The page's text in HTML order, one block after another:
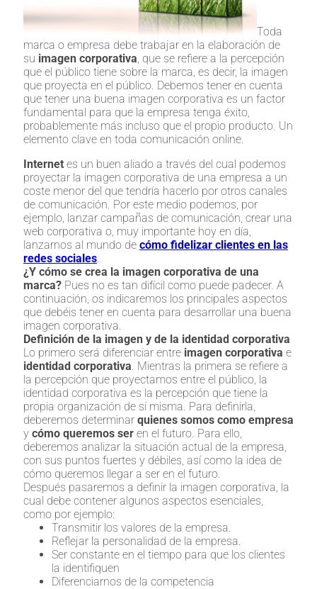
Toda
marca o empresa debe trabajar en la elaboración de
su imagen corporativa, que se refiere a la percepción
que el público tiene sobre la marca, es decir, la imagen
que proyecta en el público. Debemos tener en cuenta
que tener una buena imagen corporativa es un factor
fundamental para que la empresa tenga éxito,
probablemente más incluso que el propio producto. Un
elemento clave en toda comunicación online.
Internet es un buen aliado a través del cual podemos
proyectar la imagen corporativa de una empresa a un
coste menor del que tendría hacerlo por otros canales
de comunicación. Por este medio podemos, por
ejemplo, lanzar campañas de comunicación, crear una
web corporativa o, muy importante hoy en día,
lanzarnos al mundo de cómo fidelizar clientes en las
redes sociales.
¿Y cómo se crea la imagen corporativa de una
marca? Pues no es tan difícil como puede padecer. A
continuación, os indicaremos los principales aspectos
que debéis tener en cuenta para desarrollar una buena
imagen corporativa.
Definición de la imagen y de la identidad corporativa
Lo primero será diferenciar entre imagen corporativa e
identidad corporativa. Mientras la primera se refiere a
la percepción que proyectamos entre el público, la
identidad corporativa es la percepción que tiene la
propia organización de sí misma. Para definirla,
deberemos determinar quienes somos como empresa
y cómo queremos ser en el futuro. Para ello,
deberemos analizar la situación actual de la empresa,
con sus puntos fuertes y débiles, así como la idea de
cómo queremos llegar a ser en el futuro.
Después pasaremos a definir la imagen corporativa, la
cual debe contener algunos aspectos esenciales,
como por ejemplo:
Transmitir los valores de la empresa.
Reflejar la personalidad de la empresa.
Ser constante en el tiempo para que los clientes
la identifiquen
Diferenciarnos de la competencia